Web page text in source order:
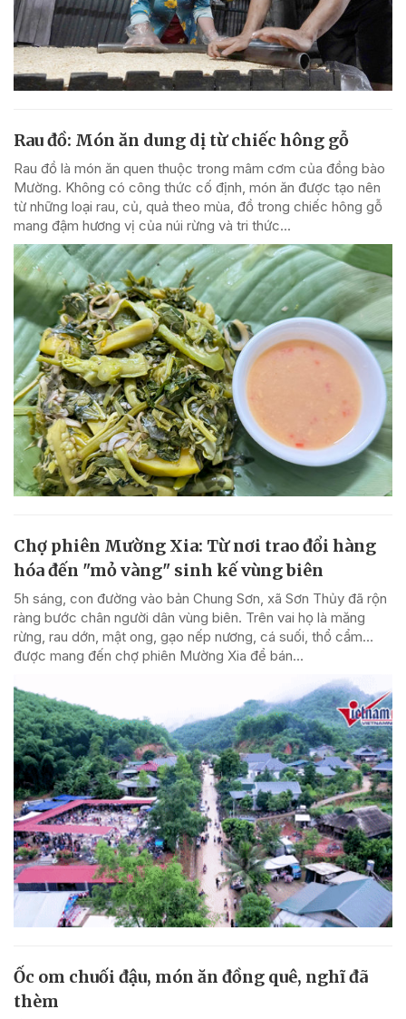
Rau đồ: Món ăn dung dị từ chiếc hông gỗ
Rau đồ là món ăn quen thuộc trong mâm cơm của đồng bào
Mường. Không có công thức cố định, món ăn được tạo nên
từ những loại rau, củ, quả theo mùa, đồ trong chiếc hông gỗ
mang đậm hương vị của núi rừng và tri thức...
Chợ phiên Mường Xia: Từ nơi trao đổi hàng
hóa đến "mỏ vàng" sinh kế vùng biên
5h sáng, con đường vào bản Chung Sơn, xã Sơn Thủy đã rộn
ràng bước chân người dân vùng biên. Trên vai họ là măng
rừng, rau dớn, mật ong, gạo nếp nương, cá suối, thổ cẩm…
được mang đến chợ phiên Mường Xia để bán...
Ốc om chuối đậu, món ăn đồng quê, nghĩ đã
thèm